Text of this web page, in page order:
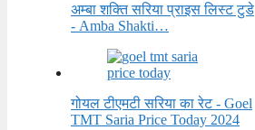
अम्बा शक्ति सरिया प्राइस लिस्ट टुडे
- Amba Shakti…
गोयल टीएमटी सरिया का रेट - Goel
TMT Saria Price Today 2024